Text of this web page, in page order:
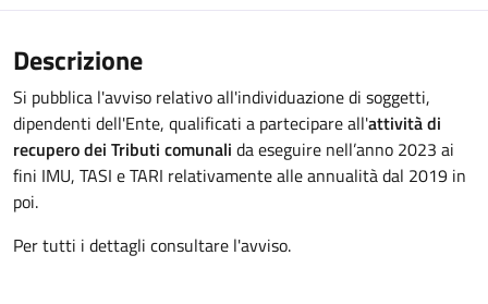
Descrizione
Si pubblica l'avviso relativo all'individuazione di soggetti,
dipendenti dell'Ente, qualificati a partecipare all'attività di
recupero dei Tributi comunali da eseguire nell’anno 2023 ai
fini IMU, TASI e TARI relativamente alle annualità dal 2019 in
poi.
Per tutti i dettagli consultare l'avviso.